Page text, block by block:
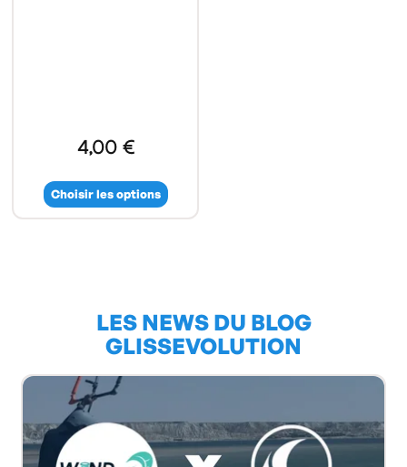
4,00 €
Choisir les options
LES NEWS DU BLOG
GLISSEVOLUTION